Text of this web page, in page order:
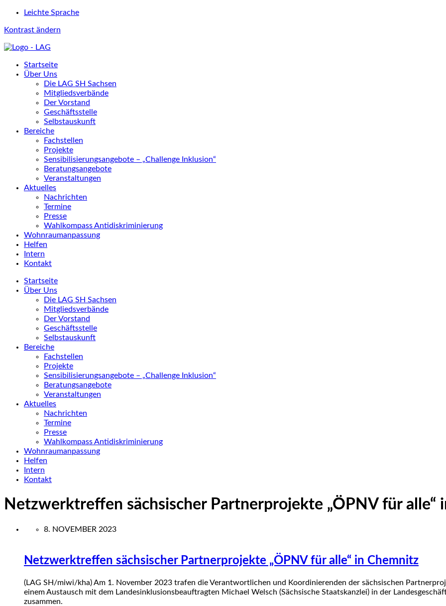
Leichte Sprache
Kontrast ändern
Startseite
Über Uns
Die LAG SH Sachsen
Mitgliedsverbände
Der Vorstand
Geschäftsstelle
Selbstauskunft
Bereiche
Fachstellen
Projekte
Sensibilisierungsangebote – „Challenge Inklusion“
Beratungsangebote
Veranstaltungen
Aktuelles
Nachrichten
Termine
Presse
Wahlkompass Antidiskriminierung
Wohnraumanpassung
Helfen
Intern
Kontakt
Startseite
Über Uns
Die LAG SH Sachsen
Mitgliedsverbände
Der Vorstand
Geschäftsstelle
Selbstauskunft
Bereiche
Fachstellen
Projekte
Sensibilisierungsangebote – „Challenge Inklusion“
Beratungsangebote
Veranstaltungen
Aktuelles
Nachrichten
Termine
Presse
Wahlkompass Antidiskriminierung
Wohnraumanpassung
Helfen
Intern
Kontakt
Netzwerktreffen sächsischer Partnerprojekte „ÖPNV für alle“
8. NOVEMBER 2023
Netzwerktreffen sächsischer Partnerprojekte „ÖPNV für alle“ in Chemnitz
(LAG SH/miwi/kha) Am 1. November 2023 trafen die Verantwortlichen und Koordinierenden der sächsischen
einem Austausch mit dem Landesinklusionsbeauftragten Michael Welsch (Sächsische Staatskanzlei) in der
zusammen.